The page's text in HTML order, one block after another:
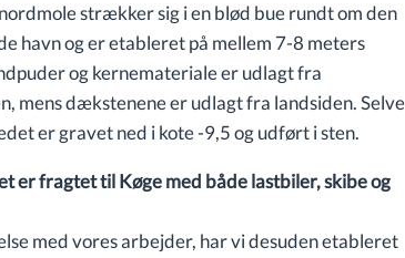
strækker sig i en blød bue rundt om den
havn og er etableret på mellem 7-8 meters
og kernemateriale er udlagt fra
mens dækstenene er udlagt fra landsiden. Selve
er gravet ned i kote -9,5 og udført i sten.
er fragtet til Køge med både lastbiler, skibe og
med vores arbejder, har vi desuden etableret